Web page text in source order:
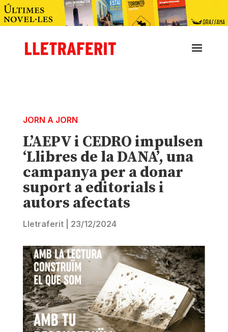
JORN A JORN
L’AEPV i CEDRO impulsen
‘Llibres de la DANA’, una
campanya per a donar
suport a editorials i
autors afectats
Lletraferit| 23/12/2024